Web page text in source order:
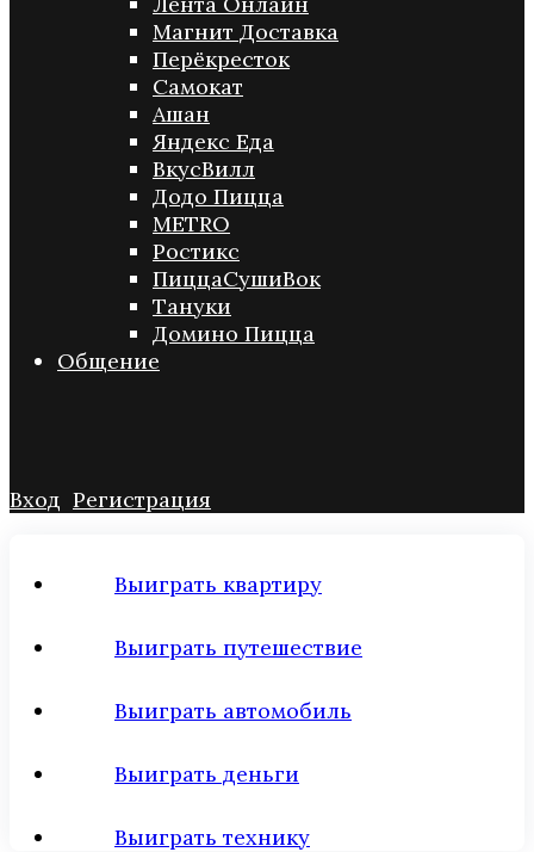
Магнит Доставка
Перёкресток
Самокат
Ашан
Яндекс Еда
ВкусВилл
Додо Пицца
METRO
Ростикс
ПиццаСушиВок
Тануки
Домино Пицца
Общение
Вход Регистрация
Выиграть квартиру
Выиграть путешествие
Выиграть автомобиль
Выиграть деньги
Выиграть технику